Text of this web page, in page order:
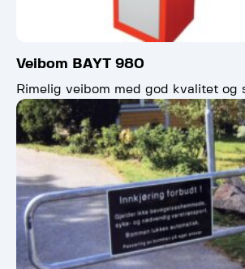
Veibom BAYT 980
Rimelig veibom med god kvalitet og